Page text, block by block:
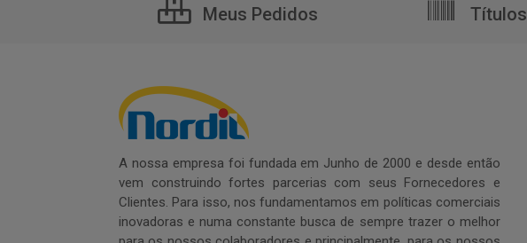
Meus Pedidos Títulos
A nossa empresa foi fundada em Junho de 2000 e desde então
vem construindo fortes parcerias com seus Fornecedores e
Clientes. Para isso, nos fundamentamos em políticas comerciais
inovadoras e numa constante busca de sempre trazer o melhor